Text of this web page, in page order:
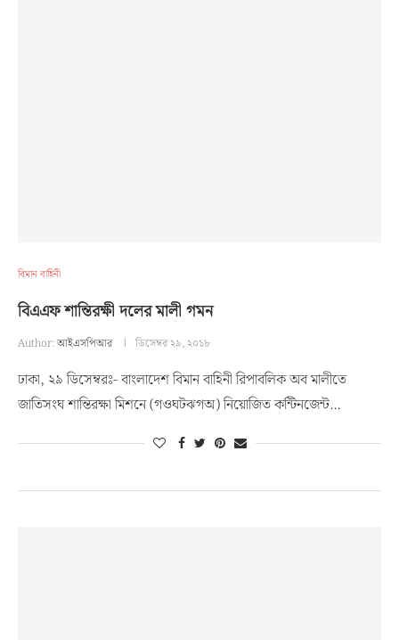
বিমান বাহিনী
বিএএফ শান্তিরক্ষী দলের মালী গমন
Author:আইএসপিআর ডিসেম্বর ২৯, ২০১৮
ঢাকা, ২৯ ডিসেম্বরঃ- বাংলাদেশ বিমান বাহিনী রিপাবলিক অব মালীতে
জাতিসংঘ শান্তিরক্ষা মিশনে (গওঘটঝগঅ) নিয়োজিত কন্টিনজেন্ট…